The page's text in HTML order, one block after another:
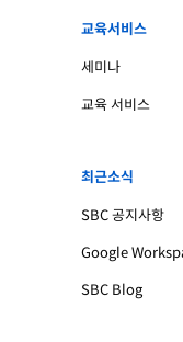
교육서비스
세미나
교육 서비스
최근소식
SBC 공지사항
Google
SBC Blog